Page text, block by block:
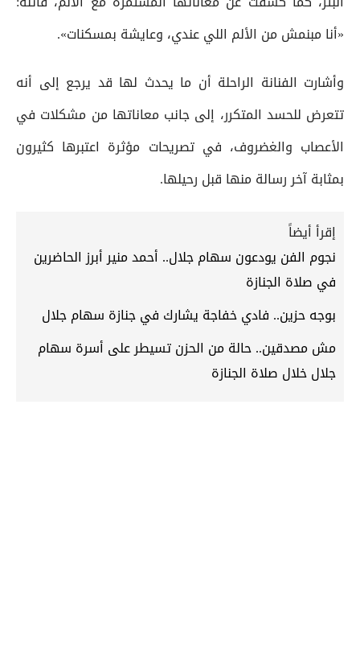
«أنا مبنمش من الألم اللي عندي، وعايشة بمسكنات».
وأشارت الفنانة الراحلة أن ما يحدث لها قد يرجع إلى أنه
تتعرض للحسد المتكرر، إلى جانب معاناتها من مشكلات في
الأعصاب والغضروف، في تصريحات مؤثرة اعتبرها كثيرون
بمثابة آخر رسالة منها قبل رحيلها.
إقرأ أيضاً
نجوم الفن يودعون سهام جلال.. أحمد منير أبرز الحاضرين
في صلاة الجنازة
بوجه حزين.. فادي خفاجة يشارك في جنازة سهام جلال
مش مصدقين.. حالة من الحزن تسيطر على أسرة سهام
جلال خلال صلاة الجنازة